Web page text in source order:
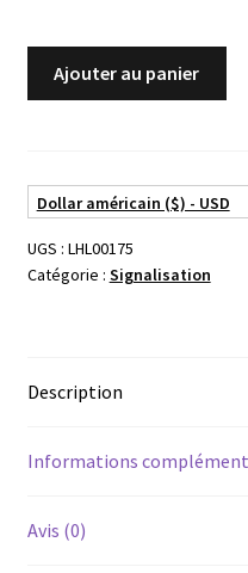
voie
JOUEF
ref.
Ajouter au panier
Dollar américain ($) - USD
UGS : LHL00175
Catégorie : Signalisation
Description
Informations
Avis (0)